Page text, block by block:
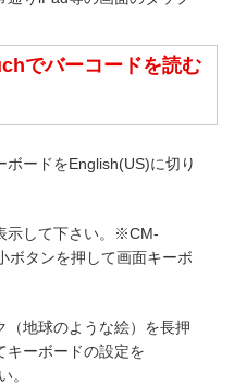
でバーコードを読む
ードをEnglish(US)に切り
示して下さい。※CM-
ボタンを押して画面キーボ
（地球のような絵）を長押
キーボードの設定を
。